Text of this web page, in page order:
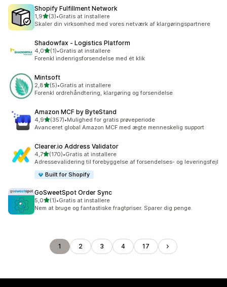
Shopify Fulfillment Network
1,9ud af 5 stjerner
(3)
3 anmeldelser i alt
•Gratis at installere
Skaler din virksomhed med vores netværk af klargøringspartnere
Shadowfax ‑ Logistics Platform
4,0ud af 5 stjerner
(1)
1 anmeldelser i alt
•Gratis at installere
Forenkl indenrigsforsendelse med ét klik
Mintsoft
2,8ud af 5 stjerner
(5)
5 anmeldelser i alt
•Gratis at installere
Forenkl ordrehåndtering, klargøring og forsendelse
Amazon MCF by ByteStand
4,9ud af 5 stjerner
(357)
357 anmeldelser i alt
•Mulighed for gratis prøveperiode
Avanceret global Amazon MCF med ægte menneskelig support
Clearer.io Address Validator
4,7ud af 5 stjerner
(170)
170 anmeldelser i alt
•Gratis at installere
Adressevalidering til forebyggelse af forsendelses- og leveringsfejl
Built for Shopify
GoSweetSpot Order Sync
5,0ud af 5 stjerner
(1)
1 anmeldelser i alt
•Gratis at installere
Nem at bruge og fantastiske fragtpriser. Sparer dig penge.
1 2 3 4 17